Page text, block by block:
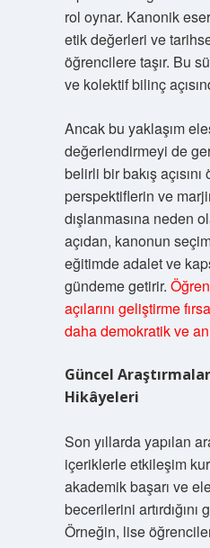
rol oynar. Kanonik
etik değerleri ve
öğrencilere taşır. Bu
ve kolektif bilinç
Ancak bu yaklaşım
değerlendirmeyi de
belirli bir bakış açısını
perspektiflerin ve
dışlanmasına neden
açıdan, kanonun
eğitimde adalet ve
gündeme getirir.
açılarını geliştirme
daha demokratik ve
Güncel
Hikâyeleri
Son yıllarda yapılan
içeriklerle etkileşim
akademik başarı ve
becerilerini artırdığını
Örneğin, lise